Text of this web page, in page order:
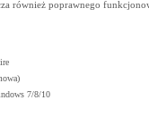
również poprawnego
7/8/10